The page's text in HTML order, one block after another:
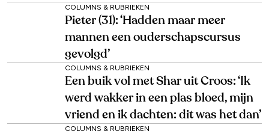
COLUMNS & RUBRIEKEN
Pieter (31): ‘Hadden maar meer
mannen een ouderschapscursus
gevolgd’
COLUMNS & RUBRIEKEN
Een buik vol met Shar uit Croos: ‘Ik
werd wakker in een plas bloed, mijn
vriend en ik dachten: dit was het dan’
COLUMNS & RUBRIEKEN